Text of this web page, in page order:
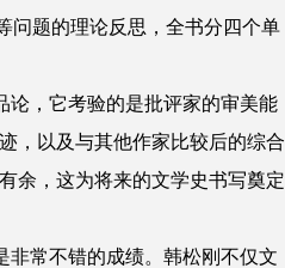
问题的理论反思，全书分四个单
论，它考验的是批评家的审美能
，以及与其他作家比较后的综合
余，这为将来的文学史书写奠定
非常不错的成绩。韩松刚不仅文